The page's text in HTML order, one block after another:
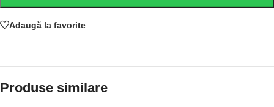
Adaugă la favorite
Produse similare